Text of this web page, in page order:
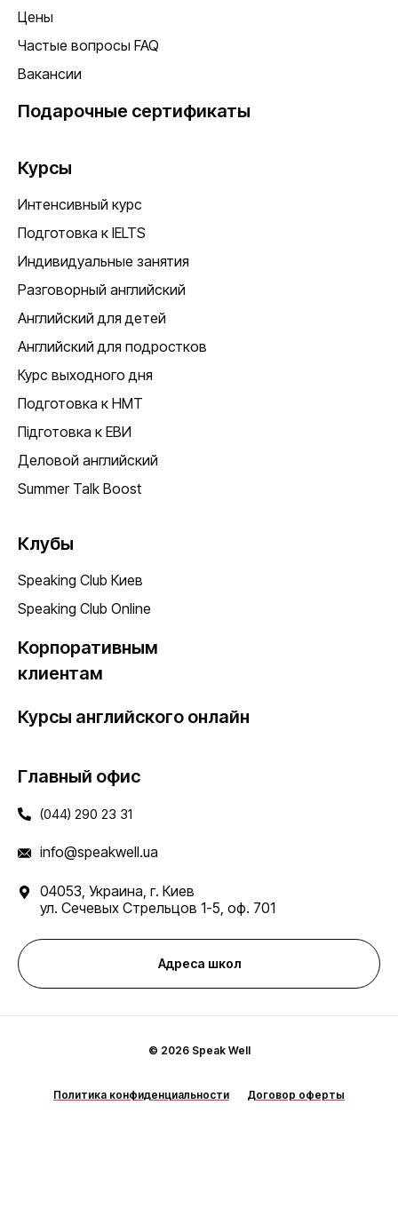
Цены
Частые вопросы FAQ
Вакансии
Подарочные сертификаты
Курсы
Интенсивный курс
Подготовка к IELTS
Индивидуальные занятия
Разговорный английский
Английский для детей
Английский для подростков
Курс выходного дня
Подготовка к НМТ
Підготовка к ЕВИ
Деловой английский
Summer Talk Boost
Клубы
Speaking Club Киев
Speaking Club Online
Корпоративным
клиентам
Курсы английского онлайн
Главный офис
(044) 290 23 31
info@speakwell.ua
04053, Украина, г. Киев
ул. Сечевых Стрельцов 1-5, оф. 701
Адреса школ
© 2026 Speak Well
Политика конфиденциальности Договор оферты